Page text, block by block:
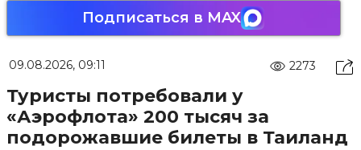
Подписаться в MAX
09.08.2026, 09:11 2273
Туристы потребовали у
«Аэрофлота» 200 тысяч за
подорожавшие билеты в Таиланд